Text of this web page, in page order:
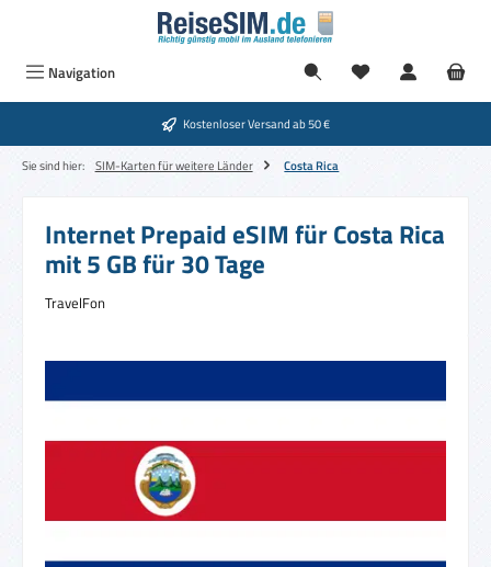
Zum Hauptinhalt springen
Navigation
Kostenloser Versand ab 50 €
Sie sind hier: SIM-Karten für weitere Länder Costa Rica
Internet Prepaid eSIM für Costa Rica
mit 5 GB für 30 Tage
TravelFon
Bildergalerie überspringen